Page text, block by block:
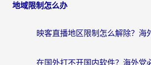
地域限制怎么办